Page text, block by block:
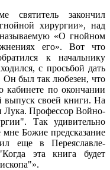
закончил
хирургии», над
называемую «О гнойном
его». Вот что
к начальнику
с просьбой дать
Он был так любезен, что
кабинете по окончании
выпуск своей книги. На
Лука. Профессор Войно-
Так удивительно
мне Божие предсказание
еще в Переяславле-
эта книга будет